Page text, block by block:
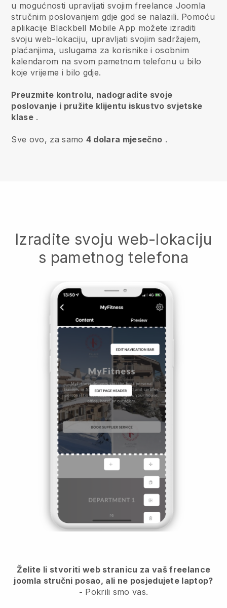
u mogućnosti upravljati svojim freelance Joomla
stručnim poslovanjem gdje god se nalazili. Pomoću
aplikacije Blackbell Mobile App možete izraditi
svoju web-lokaciju, upravljati svojim sadržajem,
plaćanjima, uslugama za korisnike i osobnim
kalendarom na svom pametnom telefonu u bilo
koje vrijeme i bilo gdje.
Preuzmite kontrolu, nadogradite svoje
poslovanje i pružite klijentu iskustvo svjetske
klase .
Sve ovo, za samo 4 dolara mjesečno .
Izradite svoju web-lokaciju
s pametnog telefona
Želite li stvoriti web stranicu za vaš freelance
joomla stručni posao, ali ne posjedujete laptop?
- Pokrili smo vas.